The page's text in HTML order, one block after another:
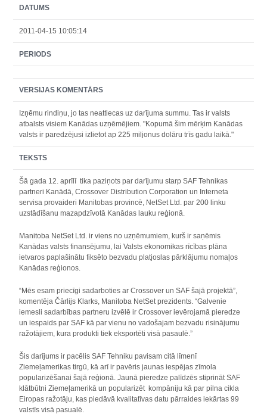
DATUMS
2011-04-15 10:05:14
PERIODS
VERSIJAS KOMENTĀRS
Izņēmu rindiņu, jo tas neattiecas uz darījuma summu. Tas ir valsts
atbalsts visiem Kanādas uzņēmējiem. "Kopumā šim mērķim Kanādas
valsts ir paredzējusi izlietot ap 225 miljonus dolāru trīs gadu laikā."
TEKSTS
Šā gada 12. aprīlī tika paziņots par darījumu starp SAF Tehnikas
partneri Kanādā, Crossover Distribution Corporation un Interneta
servisa provaideri Manitobas provincē, NetSet Ltd. par 200 linku
uzstādīšanu mazapdzīvotā Kanādas lauku reģionā.
Manitoba NetSet Ltd. ir viens no uzņēmumiem, kurš ir saņēmis
Kanādas valsts finansējumu, lai Valsts ekonomikas rīcības plāna
ietvaros paplašinātu fiksēto bezvadu platjoslas pārklājumu nomaļos
Kanādas reģionos.
“Mēs esam priecīgi sadarboties ar Crossover un SAF šajā projektā”,
komentēja Čārlijs Klarks, Manitoba NetSet prezidents. “Galvenie
iemesli sadarbības partneru izvēlē ir Crossover ievērojamā pieredze
un iespaids par SAF kā par vienu no vadošajam bezvadu risinājumu
ražotājiem, kura produkti tiek eksportēti visā pasaulē.”
Šis darījums ir pacēlis SAF Tehniku pavisam citā līmenī
Ziemeļamerikas tirgū, kā arī ir pavēris jaunas iespējas zīmola
popularizēšanai šajā reģionā. Jaunā pieredze palīdzēs stiprināt SAF
klātbūtni Ziemeļamerikā un popularizēt kompāniju kā par pilna cikla
Eiropas ražotāju, kas piedāvā kvalitatīvas datu pārraides iekārtas 99
valstīs visā pasualē.